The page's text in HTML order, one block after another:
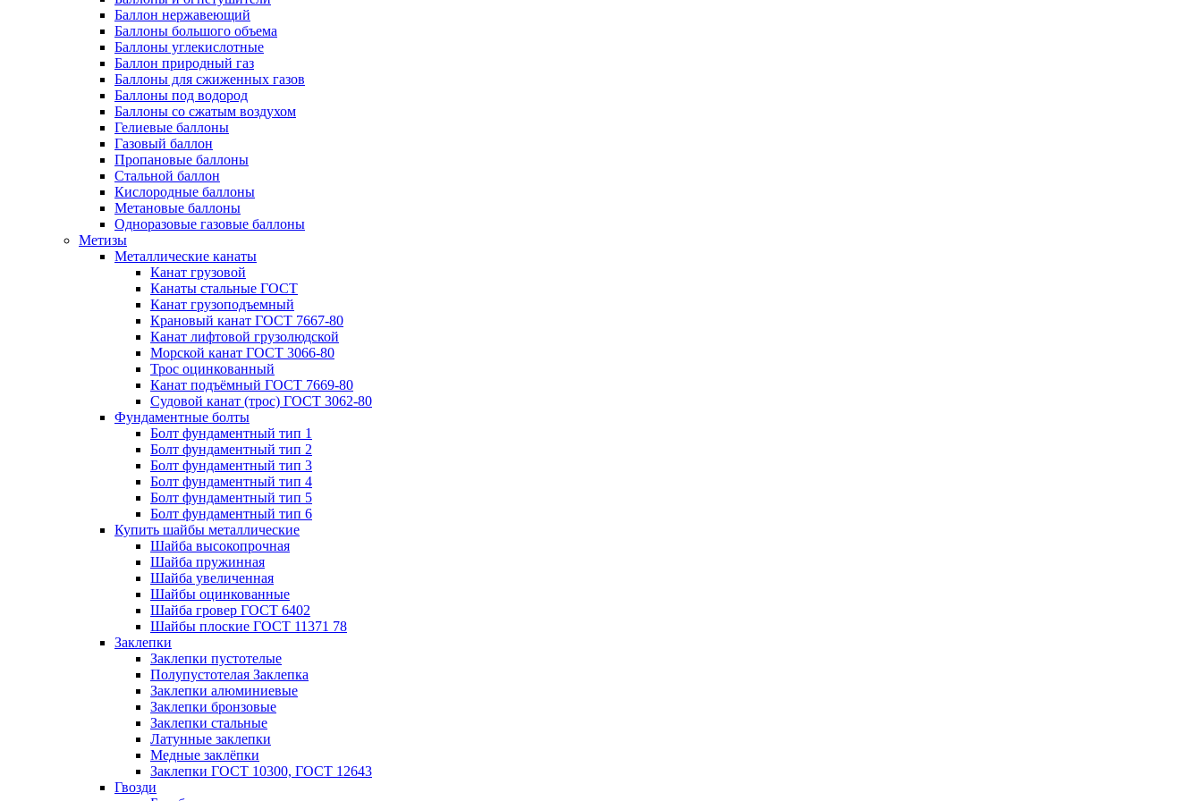
Баллон нержавеющий
Баллоны большого объема
Баллоны углекислотные
Баллон природный газ
Баллоны для сжиженных газов
Баллоны под водород
Баллоны со сжатым воздухом
Гелиевые баллоны
Газовый баллон
Пропановые баллоны
Стальной баллон
Кислородные баллоны
Метановые баллоны
Одноразовые газовые баллоны
Метизы
Металлические канаты
Канат грузовой
Канаты стальные ГОСТ
Канат грузоподъемный
Крановый канат ГОСТ 7667-80
Канат лифтовой грузолюдской
Морской канат ГОСТ 3066-80
Трос оцинкованный
Канат подъёмный ГОСТ 7669-80
Судовой канат (трос) ГОСТ 3062-80
Фундаментные болты
Болт фундаментный тип 1
Болт фундаментный тип 2
Болт фундаментный тип 3
Болт фундаментный тип 4
Болт фундаментный тип 5
Болт фундаментный тип 6
Купить шайбы металлические
Шайба высокопрочная
Шайба пружинная
Шайба увеличенная
Шайбы оцинкованные
Шайба гровер ГОСТ 6402
Шайбы плоские ГОСТ 11371 78
Заклепки
Заклепки пустотелые
Полупустотелая Заклепка
Заклепки алюминиевые
Заклепки бронзовые
Заклепки стальные
Латунные заклепки
Медные заклёпки
Заклепки ГОСТ 10300, ГОСТ 12643
Гвозди